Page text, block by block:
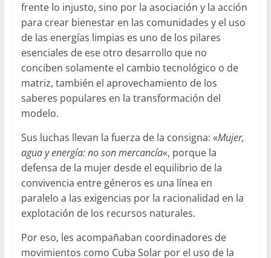
frente lo injusto, sino por la asociación y la acción
para crear bienestar en las comunidades y el uso
de las energías limpias es uno de los pilares
esenciales de ese otro desarrollo que no
conciben solamente el cambio tecnológico o de
matriz, también el aprovechamiento de los
saberes populares en la transformación del
modelo.
Sus luchas llevan la fuerza de la consigna: «Mujer,
agua y energía: no son mercancía«, porque la
defensa de la mujer desde el equilibrio de la
convivencia entre géneros es una línea en
paralelo a las exigencias por la racionalidad en la
explotación de los recursos naturales.
Por eso, les acompañaban coordinadores de
movimientos como Cuba Solar por el uso de la